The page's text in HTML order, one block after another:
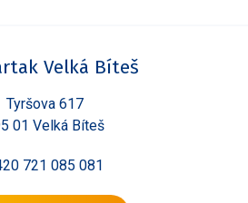
Velká Bíteš
Tyršova 617
01 Velká Bíteš
721 085 081